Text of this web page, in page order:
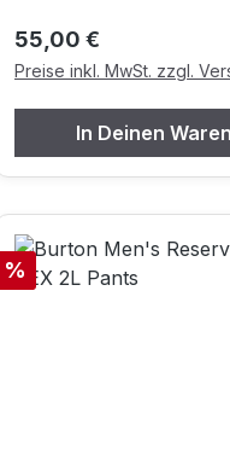
Regulärer Preis:
55,00 €
Preise inkl. MwSt. zzgl.
In Deinen
Rabatt
%